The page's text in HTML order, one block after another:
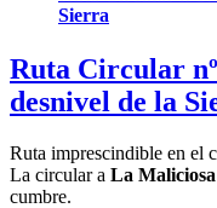
Sierra
Ruta Circular
desnivel de la
Ruta imprescindible en el
La circular a La Maliciosa
cumbre.